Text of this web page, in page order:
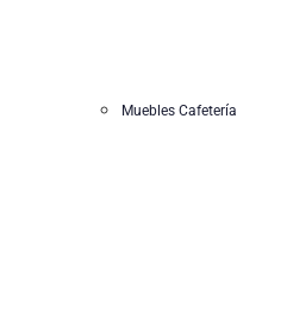
Muebles Cafetería